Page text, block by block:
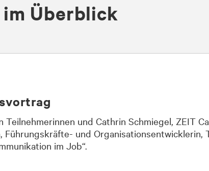
Überblick
und Cathrin Schmiegel, ZEIT
Führungskräfte- und Organisationsentwicklerin,
im Job“.